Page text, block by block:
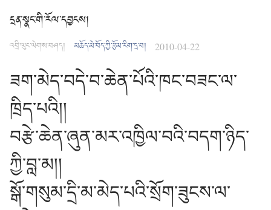
དྲན་སྣང་གི་རོལ་དབྱངས།
འབྲི་ལུང་ལེགས་བཤད། མཆོད་མེ་བོད་ཀྱི་རྩོམ་རིག་དྲ་བ། 2010-04-22
ཟག་མེད་བདེ་བ་ཆེན་པོའི་ཁང་བཟང་ལ་
ཁྲིད་པའི།།
བརྩེ་ཆེན་ཞུན་མར་འཁྱིལ་བའི་བདག་ཉིད་
ཀྱི་བླ་མ།།
སྒོ་གསུམ་དྲི་མ་མེད་པའི་སྲོག་ཟུངས་ལ་